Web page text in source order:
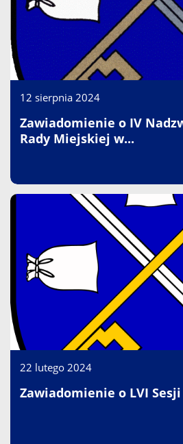
12 sierpnia 2024
Zawiadomienie o IV
Rady Miejskiej w...
22 lutego 2024
Zawiadomienie o LVI